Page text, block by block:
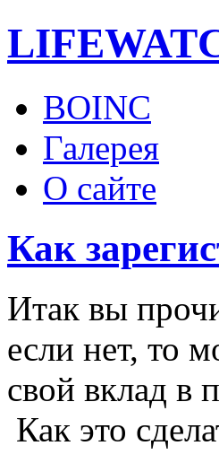
LIFE
BOINC
Галерея
О сайте
Как
Итак вы
если нет, то
свой вклад в
Как это